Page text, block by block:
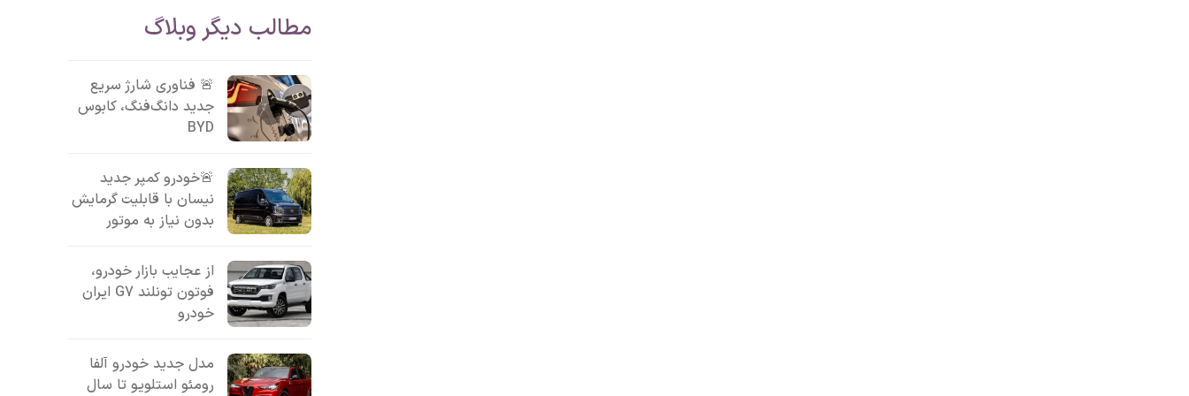
مطالب دیگر وبلاگ
🚨 فناوری شارژ سریع
جدید دانگ‌فنگ، کابوس
BYD
🚨خودرو کمپر جدید
نیسان با قابلیت گرمایش
بدون نیاز به موتور
از عجایب بازار خودرو،
فوتون تونلند G7 ایران
خودرو
مدل جدید خودرو آلفا
رومئو استلویو تا سال